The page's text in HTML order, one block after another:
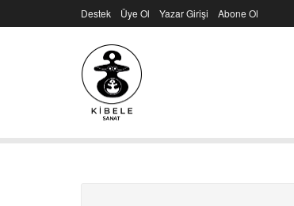
Destek Üye Ol Yazar Girişi Abone Ol